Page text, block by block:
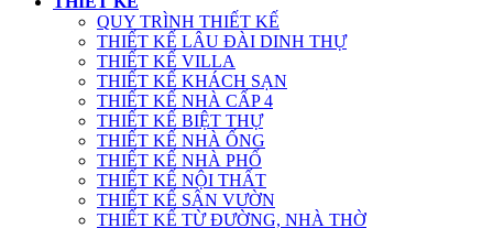
QUY TRÌNH THIẾT KẾ
THIẾT KẾ LÂU ĐÀI DINH THỰ
THIẾT KẾ VILLA
THIẾT KẾ KHÁCH SẠN
THIẾT KẾ NHÀ CẤP 4
THIẾT KẾ BIỆT THỰ
THIẾT KẾ NHÀ ỐNG
THIẾT KẾ NHÀ PHỐ
THIẾT KẾ NỘI THẤT
THIẾT KẾ SÂN VƯỜN
THIẾT KẾ TỪ ĐƯỜNG, NHÀ THỜ